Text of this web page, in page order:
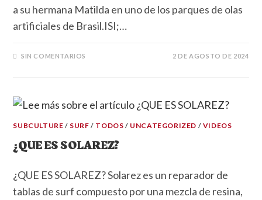
a su hermana Matilda en uno de los parques de olas
artificiales de Brasil.ISI;…
SIN COMENTARIOS 2 DE AGOSTO DE 2024
SUBCULTURE / SURF / TODOS / UNCATEGORIZED / VIDEOS
¿QUE ES SOLAREZ?
¿QUE ES SOLAREZ? Solarez es un reparador de
tablas de surf compuesto por una mezcla de resina,